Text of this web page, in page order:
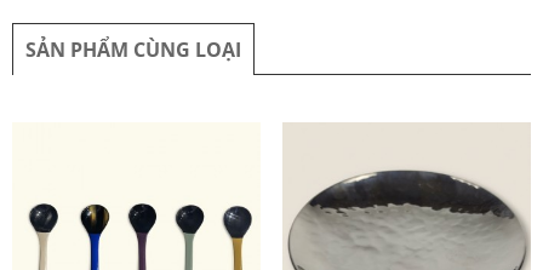
SẢN PHẨM CÙNG LOẠI